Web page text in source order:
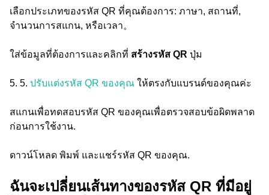
เลือกประเภทของรหัส QR ที่คุณต้องการ: ภาษา, สถานที่,
จำนวนการสแกน, หรือเวลา。
ใส่ข้อมูลที่ต้องการและคลิกที่ สร้างรหัส QR ปุ่ม
5. 5. ปรับแต่งรหัส QR ของคุณ ให้ตรงกับแบรนด์ของคุณค่ะ
สแกนเพื่อทดสอบรหัส QR ของคุณเพื่อตรวจสอบข้อผิดพลาด
ก่อนการใช้งาน.
ดาวน์โหลด พิมพ์ และแชร์รหัส QR ของคุณ.
ฉันจะเปลี่ยนเส้นทางของรหัส QR ที่มีอยู่